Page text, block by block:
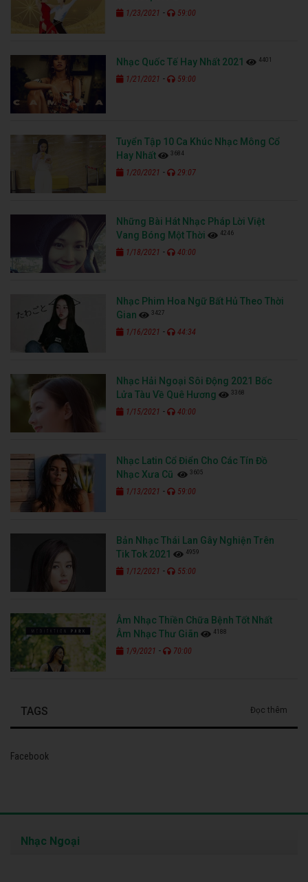
1/23/2021 - 59:00
Nhạc Quốc Tế Hay Nhất 2021 4401
1/21/2021 - 59:00
Tuyển Tập 10 Ca Khúc Nhạc Mông Cổ
Hay Nhất
3684
1/20/2021 - 29:07
Những Bài Hát Nhạc Pháp Lời Việt
Vang Bóng Một Thời
4246
1/18/2021 - 40:00
Nhạc Phim Hoa Ngữ Bất Hủ Theo Thời
Gian
3427
1/16/2021 - 44:34
Nhạc Hải Ngoại Sôi Động 2021 Bốc
Lửa Tàu Về Quê Hương
3368
1/15/2021 - 40:00
Nhạc Latin Cổ Điển Cho Các Tín Đồ
Nhạc Xưa Cũ
3605
1/13/2021 - 59:00
Bản Nhạc Thái Lan Gây Nghiện Trên
Tik Tok 2021
4959
1/12/2021 - 55:00
Âm Nhạc Thiền Chữa Bệnh Tốt Nhất
Âm Nhạc Thư Giãn
4188
1/9/2021 - 70:00
TAGS Đọc thêm
Facebook
Nhạc Ngoại